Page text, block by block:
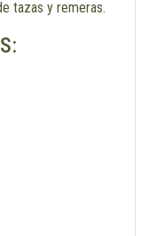
tazas y remeras.